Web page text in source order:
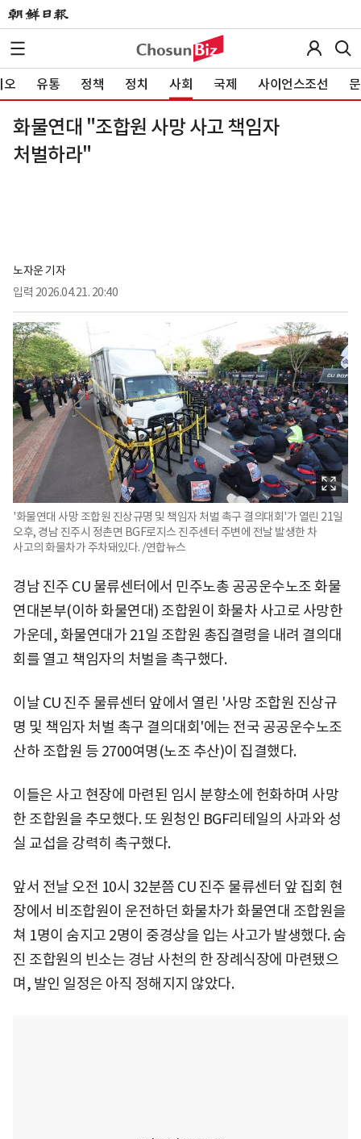
오 유통 정책 정치 사회 국제 사이언스조선
화물연대 "조합원 사망 사고 책임자
처벌하라"
노자운 기자
입력 2026.04.21. 20:40
'화물연대 사망 조합원 진상규명 및 책임자 처벌 촉구 결의대회'가 열린 21일
오후, 경남 진주시 정촌면 BGF로지스 진주센터 주변에 전날 발생한 차
사고의 화물차가 주차돼있다. /연합뉴스
경남 진주 CU 물류센터에서 민주노총 공공운수노조 화물
연대본부(이하 화물연대) 조합원이 화물차 사고로 사망한
가운데, 화물연대가 21일 조합원 총집결령을 내려 결의대
회를 열고 책임자의 처벌을 촉구했다.
이날 CU 진주 물류센터 앞에서 열린 '사망 조합원 진상규
명 및 책임자 처벌 촉구 결의대회'에는 전국 공공운수노조
산하 조합원 등 2700여명(노조 추산)이 집결했다.
이들은 사고 현장에 마련된 임시 분향소에 헌화하며 사망
한 조합원을 추모했다. 또 원청인 BGF리테일의 사과와 성
실 교섭을 강력히 촉구했다.
앞서 전날 오전 10시 32분쯤 CU 진주 물류센터 앞 집회 현
장에서 비조합원이 운전하던 화물차가 화물연대 조합원을
쳐 1명이 숨지고 2명이 중경상을 입는 사고가 발생했다. 숨
진 조합원의 빈소는 경남 사천의 한 장례식장에 마련됐으
며, 발인 일정은 아직 정해지지 않았다.